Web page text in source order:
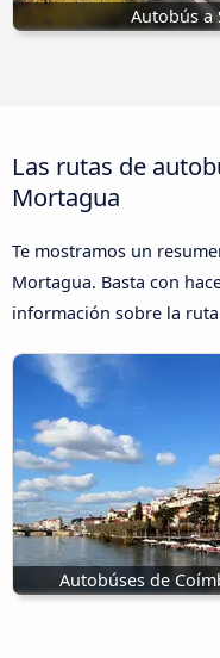
Autobús a
Las rutas de
Mortagua
Te mostramos un
Mortagua. Basta con
información sobre la
Autobúses de